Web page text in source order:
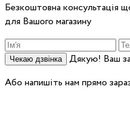
Безкоштовна консультація
для Вашого магазину
Чекаю дзвінка
Дякую! Ваш
Або напишіть нам прямо